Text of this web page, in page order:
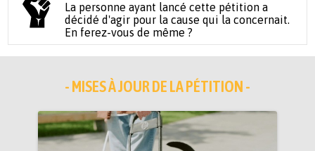
La personne ayant lancé cette pétition a
décidé d'agir pour la cause qui la concernait.
En ferez-vous de même ?
- MISES À JOUR DE LA PÉTITION -